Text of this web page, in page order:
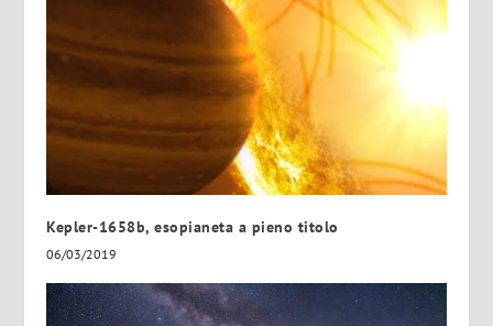
Kepler-1658b, esopianeta a pieno titolo
06/03/2019